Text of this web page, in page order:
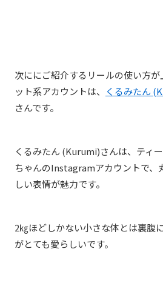
次ににご紹介するリールの使い方
ット系アカウントは、
くるみたん
さんです。
くるみたん (Kurumi)さんは、ティ
ちゃんのInstagramアカウントで、
しい表情が魅力です。
2㎏ほどしかない小さな体とは裏腹
がとても愛らしいです。